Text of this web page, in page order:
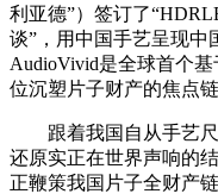
利亚德”）签订了
谈”，用中国手艺呈现中
AudioVivid是全球首个
位沉塑片子财产的焦点链
跟着我国自从手艺尺
还原实正在世界声响的
正鞭策我国片子全财产